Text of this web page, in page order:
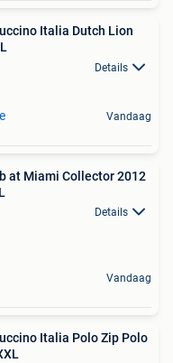
Italia Dutch Lion
Details
Vandaag
at Miami Collector 2012
Details
Vandaag
Italia Polo Zip Polo